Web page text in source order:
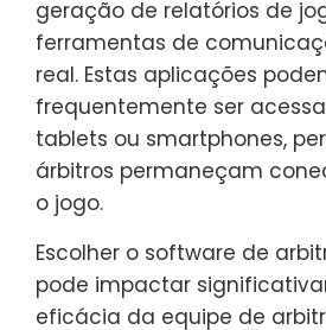
geração de relatórios de
ferramentas de
real. Estas aplicações
frequentemente ser
tablets ou smartphones,
árbitros permaneçam
o jogo.
Escolher o software de
pode impactar
eficácia da equipe de